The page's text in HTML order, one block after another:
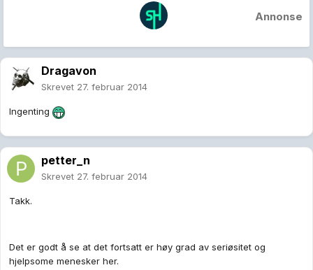
Annonse
Dragavon
Skrevet 27. februar 2014
Ingenting
petter_n
Skrevet 27. februar 2014
Takk.
Det er godt å se at det fortsatt er høy grad av seriøsitet og
hjelpsome menesker her.